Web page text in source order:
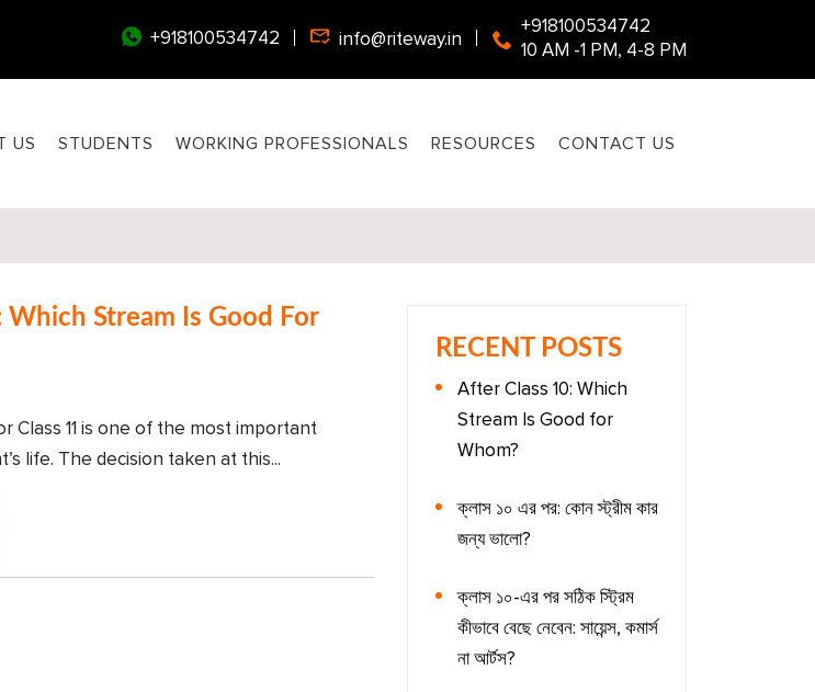
+918100534742 info@riteway.in
+918100534742
10 AM -1 PM, 4-8 PM
US STUDENTS WORKING PROFESSIONALS RESOURCES CONTACT US
Which Stream Is Good For
Class 11 is one of the most important
life. The decision taken at this...
RECENT POSTS
After Class 10: Which
Stream Is Good for
Whom?
ক্লাস ১০ এর পর: কোন স্ট্রীম কার
জন্য ভালো?
ক্লাস ১০-এর পর সঠিক স্ট্রিম
কীভাবে বেছে নেবেন: সায়েন্স, কমার্স
না আর্টস?